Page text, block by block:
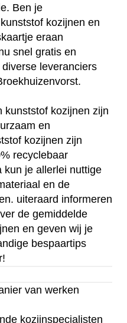
Ben je
kozijnen en
eraan
snel gratis en
leveranciers
kunststof kozijnen zijn
en
kozijnen zijn
recyclebaar
kun je allerlei nuttige
en de
uiteraard informeren
de gemiddelde
en geven wij je
bespaartips
van werken
kozijnspecialisten